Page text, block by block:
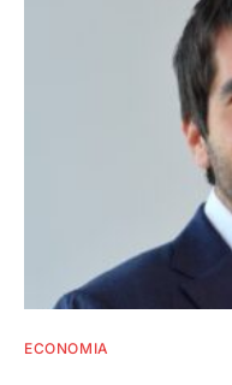
ECONOMIA